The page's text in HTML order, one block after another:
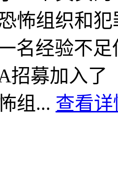
怖组织和
名经验不
招募加入了
组... 查看详